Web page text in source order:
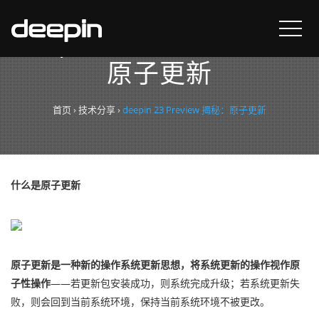
deepin 23 Preview 揭秘：
原子更新
首页 ›技术分享›deepin 23 Preview 揭秘：原子更新
什么是原子更新
原子更新是一种新的操作系统更新思想，将系统更新的操作视作原
子性操作——若更新包安装成功，则系统完成升级；若系统更新失
败，则会回到当前系统环境，保持当前系统环境不被更改。